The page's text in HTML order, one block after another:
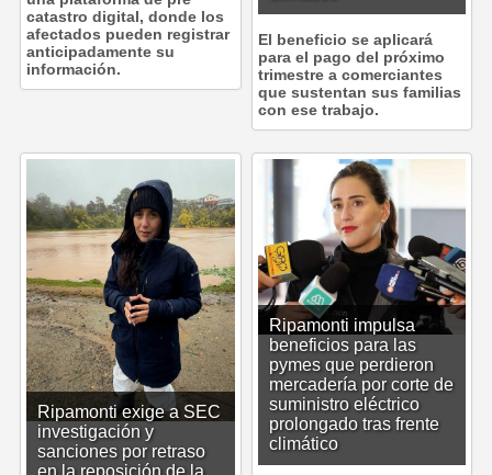
El beneficio se aplicará
para el pago del próximo
trimestre a comerciantes
que sustentan sus familias
con ese trabajo.
catastro digital, donde los
afectados pueden registrar
anticipadamente su
información.
Ripamonti impulsa
beneficios para las
pymes que perdieron
mercadería por corte de
suministro eléctrico
prolongado tras frente
climático
Ripamonti exige a SEC
investigación y
sanciones por retraso
en la reposición de la